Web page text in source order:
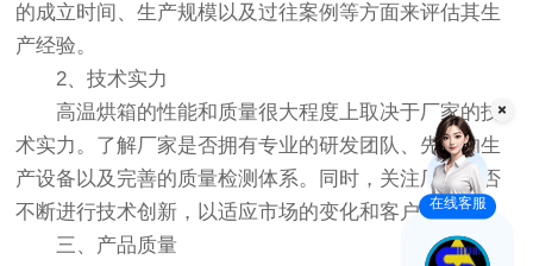
的成立时间、生产规模以及过往案例等方面来评估其生
产经验。
2、技术实力
高温烘箱的性能和质量很大程度上取决于厂家的技
术实力。了解厂家是否拥有专业的研发团队、先进的生
产设备以及完善的质量检测体系。同时，关注厂家是否
不断进行技术创新，以适应市场的变化和客户的需求。
三、产品质量
在线客服